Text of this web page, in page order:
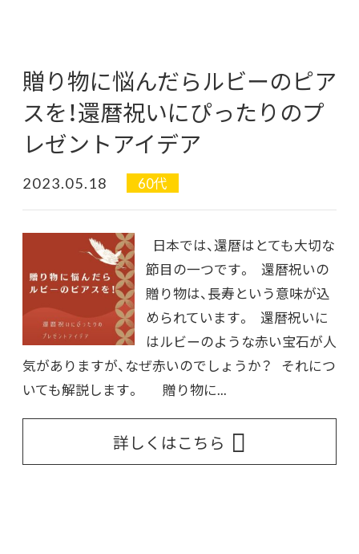
贈り物に悩んだらルビーのピア
スを！還暦祝いにぴったりのプ
レゼントアイデア
2023.05.18 60代
日本では、還暦はとても大切な
節目の一つです。 還暦祝いの
贈り物は、長寿という意味が込
められています。 還暦祝いに
はルビーのような赤い宝石が人
気がありますが、なぜ赤いのでしょうか？ それにつ
いても解説します。 贈り物に...
詳しくはこちら